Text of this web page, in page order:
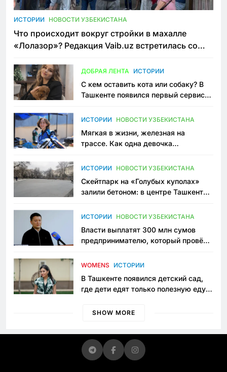
ИСТОРИИ НОВОСТИ УЗБЕКИСТАНА
Что происходит вокруг стройки в махалле
«Лолазор»? Редакция Vaib.uz встретилась со
ДОБРАЯ ЛЕНТА ИСТОРИИ
С кем оставить кота или собаку? В
Ташкенте появился первый сервис
ИСТОРИИ НОВОСТИ УЗБЕКИСТАНА
Мягкая в жизни, железная на
трассе. Как одна девочка
Узбекистане
ИСТОРИИ НОВОСТИ УЗБЕКИСТАНА
Скейтпарк на «Голубых куполах»
залили бетоном: в центре Ташкента
пространство
ИСТОРИИ НОВОСТИ УЗБЕКИСТАНА
Власти выплатят 300 млн сумов
предпринимателю, который провёл
приговору
WOMENS ИСТОРИИ
В Ташкенте появился детский сад,
где дети едят только полезную еду.
просить «кашу без сахара»
SHOW MORE